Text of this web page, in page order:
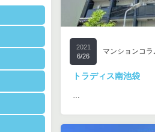
2021
6/26
マンションコラ
トラディス南池袋
…